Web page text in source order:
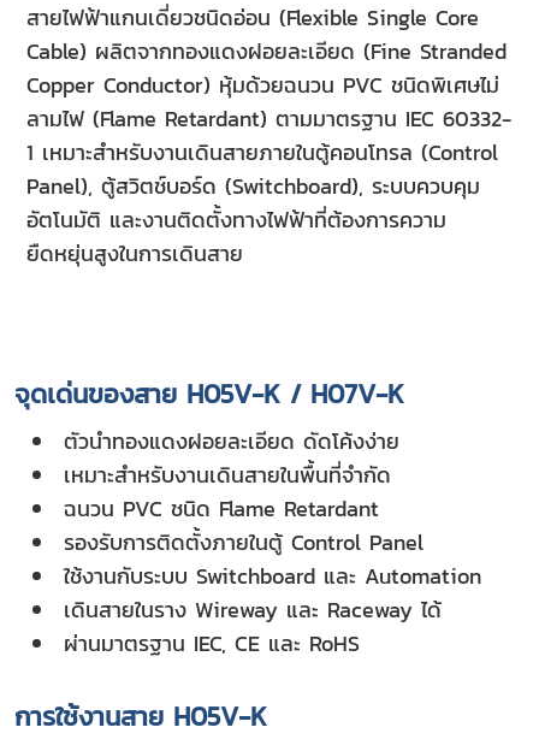
สายไฟฟ้าแกนเดี่ยวชนิดอ่อน (Flexible Single Core
Cable) ผลิตจากทองแดงฝอยละเอียด (Fine Stranded
Copper Conductor) หุ้มด้วยฉนวน PVC ชนิดพิเศษไม่
ลามไฟ (Flame Retardant) ตามมาตรฐาน IEC 60332-
1 เหมาะสำหรับงานเดินสายภายในตู้คอนโทรล (Control
Panel), ตู้สวิตช์บอร์ด (Switchboard), ระบบควบคุม
อัตโนมัติ และงานติดตั้งทางไฟฟ้าที่ต้องการความ
ยืดหยุ่นสูงในการเดินสาย
จุดเด่นของสาย H05V-K / H07V-K
ตัวนำทองแดงฝอยละเอียด ดัดโค้งง่าย
เหมาะสำหรับงานเดินสายในพื้นที่จำกัด
ฉนวน PVC ชนิด Flame Retardant
รองรับการติดตั้งภายในตู้ Control Panel
ใช้งานกับระบบ Switchboard และ Automation
เดินสายในราง Wireway และ Raceway ได้
ผ่านมาตรฐาน IEC, CE และ RoHS
การใช้งานสาย H05V-K